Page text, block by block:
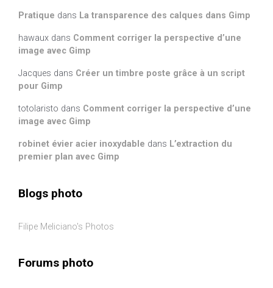
Pratique dans La transparence des calques dans Gimp
hawaux dans Comment corriger la perspective d’une
image avec Gimp
Jacques dans Créer un timbre poste grâce à un script
pour Gimp
totolaristo dans Comment corriger la perspective d’une
image avec Gimp
robinet évier acier inoxydable dans L’extraction du
premier plan avec Gimp
Blogs photo
Filipe Meliciano's Photos
Forums photo